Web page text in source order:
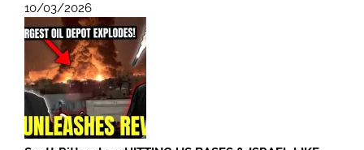
10/03/2026